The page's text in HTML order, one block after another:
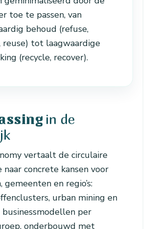
toe te passen, van
behoud (refuse,
reuse) tot laagwaardige
(recycle, recover).
in de
vertaalt de circulaire
naar concrete kansen voor
gemeenten en regio’s:
urban mining en
per
onderbouwd met